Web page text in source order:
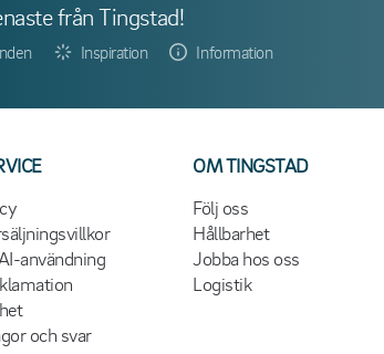
från Tingstad!
Inspiration Information
användning
och svar
OM TINGSTAD
Följ oss
Hållbarhet
Jobba hos oss
Logistik